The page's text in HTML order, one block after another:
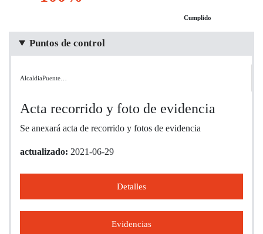
Cumplido
Puntos de control
AlcaldiaPuente…
Acta recorrido y foto de evidencia
Se anexará acta de recorrido y fotos de evidencia
actualizado: 2021-06-29
Detalles
Evidencias